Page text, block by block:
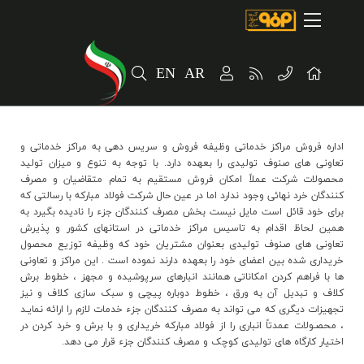
AR
EN
مسیر ماندگار
فروش و مشتریان
ارتباطات و توسعه برند سازمانی
مسئولیت های اجتماعی
پروژه های سرمایه گذاری
پایداری
سهامداران
اداره فروش مراکز خدماتي وظيفه فروش و سريس دهي به مراکز خدماتي و
تعاوني هاي صنوف توليدي را بعهده دارد. با توجه به تنوع و ميزان توليد
محصولات شرکت عملاً امکان فروش مستقيم به تمام متقاضيان و مصرف
کنندگان خرد نهائي وجود ندارد اما در عين حال شرکت فولاد مبارکه با رسالتي که
براي خود قائل است مايل نيست بخش مصرف کنندگان جزء را ناديده بگيرد به
همين لحاظ اقدام به تاسيس مراکز خدماتي در استانهاي کشور و پذيرش
تعاوني هاي صنوف توليدي بعنوان مشتريان خود که وظيفه توزيع محصول
خريداري شده بين اعضاي خود را بعهده دارند نموده است . اين مراکز و تعاوني
ها با فراهم کردن امکاناتي همانند انبارهاي سرپوشيده و مجهز ، خطوط برش
کلاف و تبديل آن به ورق ، خطوط دوباره پيچي و سبک سازي کلاف و نيز
تجهيزات ديگري که مي تواند به مصرف کنندگان جزء خدمات لازم را ارائه نمايـد
، محصـولات عمدتاً انباري را از فولاد مبارکه خريداري و با برش و خرد کردن در
اختيار کارگاه هاي توليدي کوچک و مصرف کنندگان جزء قرار مي دهد.
صنایع آهن و